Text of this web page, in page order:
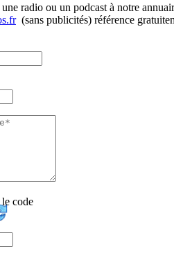
radio ou un podcast à notre
(sans publicités) référence
code